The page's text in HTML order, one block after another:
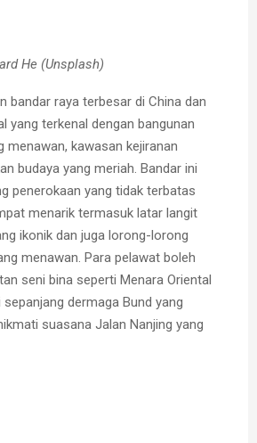
He (Unsplash)
bandar raya terbesar di China dan
yang terkenal dengan bangunan
menawan, kawasan kejiranan
budaya yang meriah. Bandar ini
penerokaan yang tidak terbatas
menarik termasuk latar langit
ikonik dan juga lorong-lorong
menawan. Para pelawat boleh
seni bina seperti Menara Oriental
dermaga Bund yang
suasana Jalan Nanjing yang